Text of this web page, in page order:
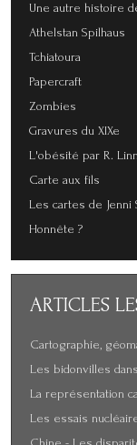
Une autre histoire
Athelstan Spilhaus
Tchiatoura
Papercraft
Zombies
Gravures du XIXe
L'obésité par R. Linn
Carte aux fils
Les cartes de Jenni
Honnête ?
ARTICLES
Cartographie,
Les bidonvilles
La représentation
Les essais